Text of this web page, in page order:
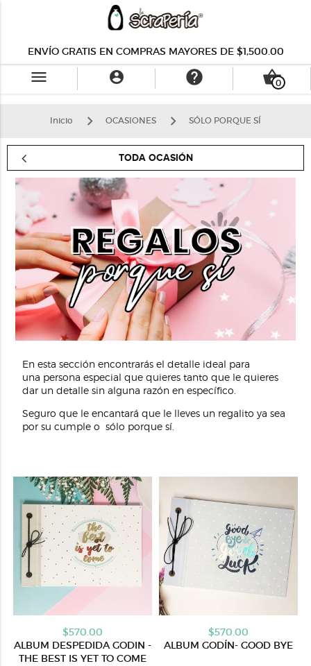
ENVÍO GRATIS EN COMPRAS MAYORES DE $1,500.00
menu  help 0
shopping_basket
Inicio OCASIONES SÓLO PORQUE SÍ
TODA OCASIÓN
En esta sección encontrarás el detalle ideal para
una persona especial que quieres tanto que le quieres
dar un detalle sin alguna razón en específico.
Seguro que le encantará que le lleves un regalito ya sea
por su cumple o sólo porque sí.
$570.00
ALBUM DESPEDIDA GODIN -
THE BEST IS YET TO COME
$570.00
ALBUM GODÍN- GOOD BYE